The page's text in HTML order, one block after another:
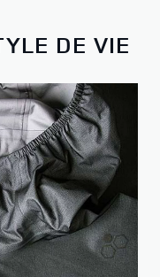
DE VIE